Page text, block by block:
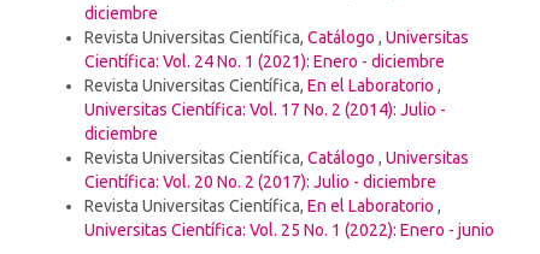
diciembre
Revista Universitas Científica, Catálogo , Universitas
Científica: Vol. 24 No. 1 (2021): Enero - diciembre
Revista Universitas Científica, En el Laboratorio ,
Universitas Científica: Vol. 17 No. 2 (2014): Julio -
diciembre
Revista Universitas Científica, Catálogo , Universitas
Científica: Vol. 20 No. 2 (2017): Julio - diciembre
Revista Universitas Científica, En el Laboratorio ,
Universitas Científica: Vol. 25 No. 1 (2022): Enero - junio